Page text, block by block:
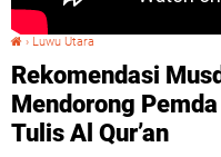
› Luwu Utara
Rekomendasi
Mendorong
Tulis Al Qur’an